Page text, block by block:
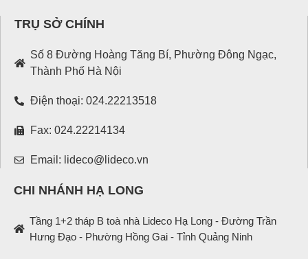
TRỤ SỞ CHÍNH
Số 8 Đường Hoàng Tăng Bí, Phường Đông Ngạc,
Thành Phố Hà Nội
Điện thoại: 024.22213518
Fax: 024.22214134
Email: lideco@lideco.vn
CHI NHÁNH HẠ LONG
Tầng 1+2 tháp B toà nhà Lideco Hạ Long - Đường Trần
Hưng Đạo - Phường Hồng Gai - Tỉnh Quảng Ninh